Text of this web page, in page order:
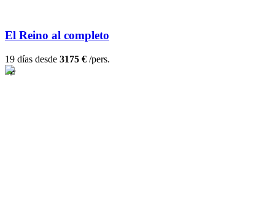
El Reino al completo
19 días desde 3175 € /pers.